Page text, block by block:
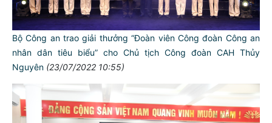
Bộ Công an trao giải thưởng “Đoàn viên Công đoàn Công an
nhân dân tiêu biểu” cho Chủ tịch Công đoàn CAH Thủy
Nguyên (23/07/2022 10:55)